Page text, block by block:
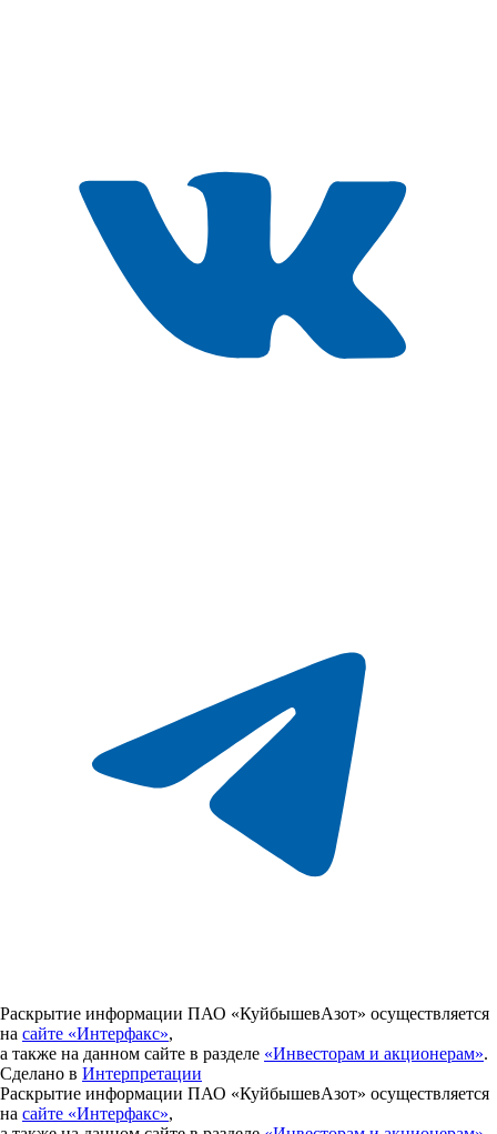
Раскрытие информации ПАО «КуйбышевАзот» осуществляется
на сайте «Интерфакс»,
а также на данном сайте в разделе «Инвесторам и акционерам».
Сделано в Интерпретации
Раскрытие информации ПАО «КуйбышевАзот» осуществляется
на сайте «Интерфакс»,